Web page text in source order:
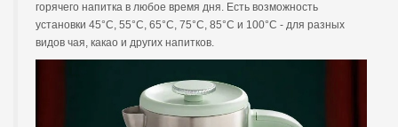
горячего напитка в любое время дня. Есть возможность
установки 45°С, 55°С, 65°С, 75°С, 85°С и 100°С - для разных
видов чая, какао и других напитков.